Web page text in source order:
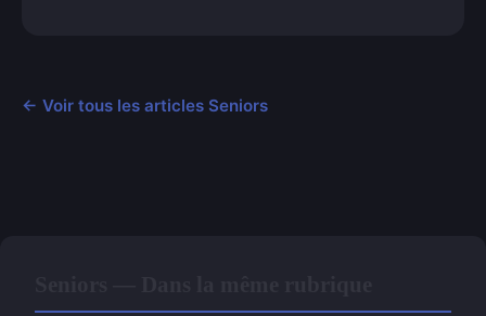
← Voir tous les articles Seniors